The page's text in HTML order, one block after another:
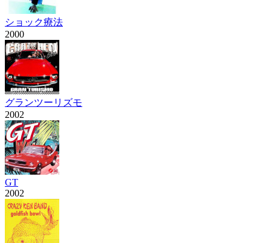
ショック療法
2000
グランツーリズモ
2002
GT
2002